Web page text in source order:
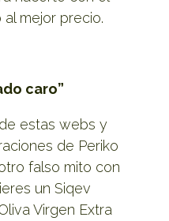
al mejor precio.
caro”
estas webs y
de Periko
falso mito con
un Siqev
Virgen Extra